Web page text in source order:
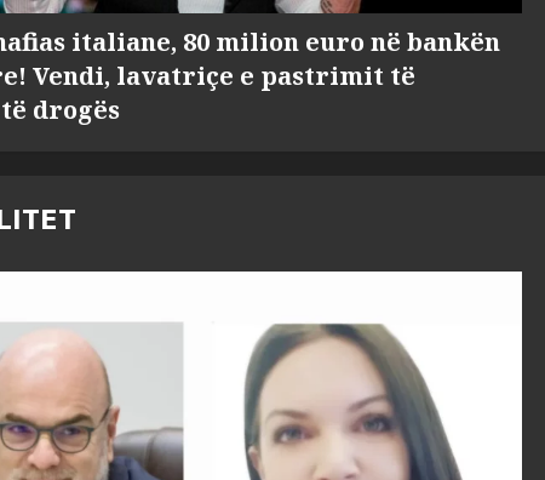
italiane, 80 milion euro në bankën
Vendi, lavatriçe e pastrimit të
të drogës